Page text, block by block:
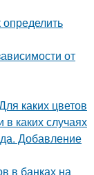
определить
от
каких цветов
каких случаях
Добавление
в банках на